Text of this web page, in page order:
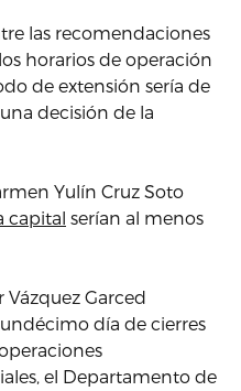
las recomendaciones
horarios de operación
de extensión sería de
decisión de la
Yulín Cruz Soto
capital serían al menos
Garced
día de cierres
el Departamento de